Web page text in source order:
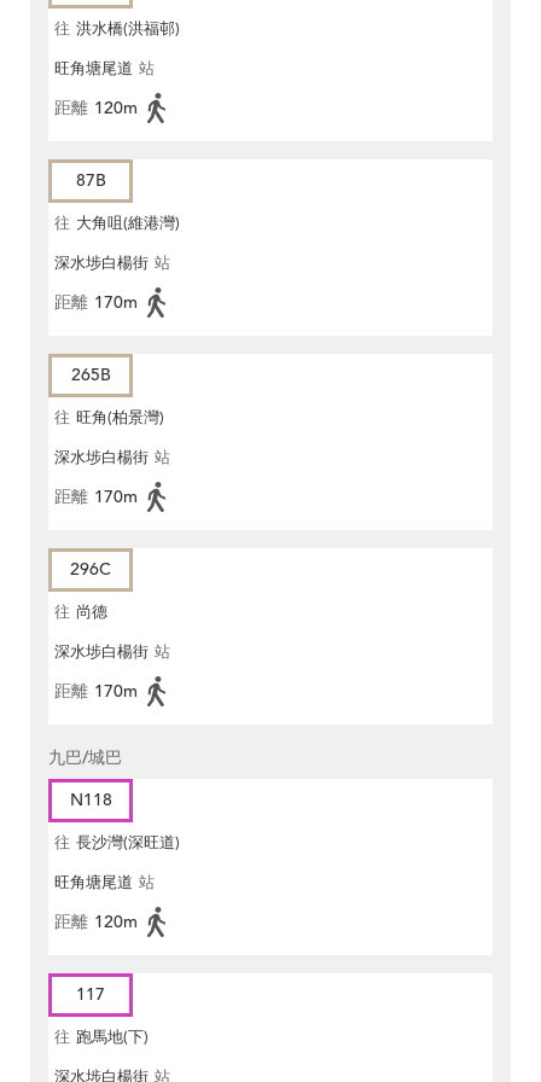
往 洪水橋(洪福邨)
旺角塘尾道 站
距離 120m
87B
往 大角咀(維港灣)
深水埗白楊街 站
距離 170m
265B
往 旺角(柏景灣)
深水埗白楊街 站
距離 170m
296C
往 尚德
深水埗白楊街 站
距離 170m
九巴/城巴
N118
往 長沙灣(深旺道)
旺角塘尾道 站
距離 120m
117
往 跑馬地(下)
深水埗白楊街 站